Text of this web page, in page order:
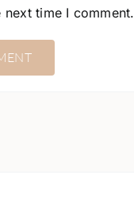
time I comment.